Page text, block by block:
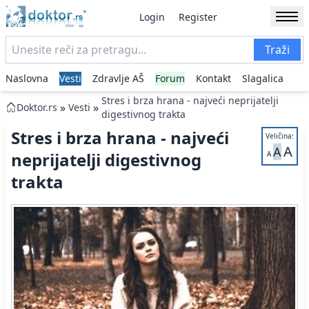
Login Register
Traži
Naslovna Vesti Zdravlje AŠ Forum Kontakt Slagalica
Doktor.rs » Vesti » Stres i brza hrana - najveći neprijatelji
digestivnog trakta
Veličina:
A AA
Stres i brza hrana - najveći
neprijatelji digestivnog
trakta